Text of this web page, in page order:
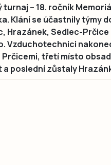
– 18. ročník
Klání se účastnily týmy
Hrazánek, Sedlec-Prčice
Vzduchotechnici
Prčicemi, třetí místo
a poslední zůstaly